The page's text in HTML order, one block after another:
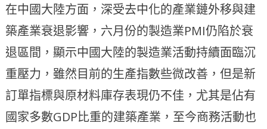
在中國大陸方面，深受去中化的產業鏈外移與建
築產業衰退影響，六月份的製造業PMI仍陷於衰
退區間，顯示中國大陸的製造業活動持續面臨沉
重壓力，雖然目前的生產指數些微改善，但是新
訂單指標與原材料庫存表現仍不佳，尤其是佔有
國家多數GDP比重的建築產業，至今商務活動也